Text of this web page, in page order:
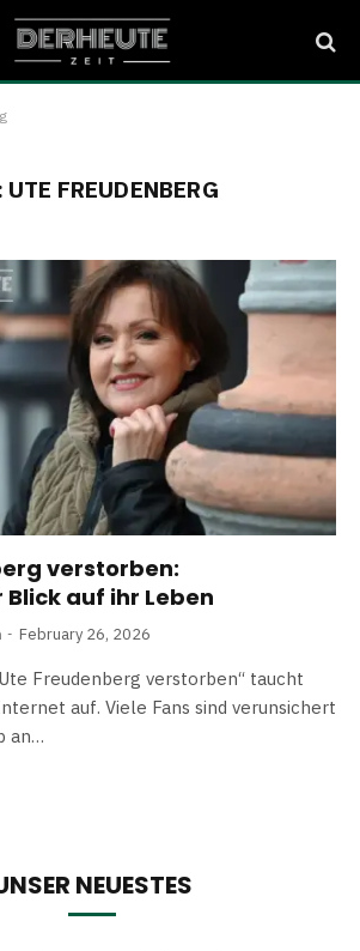
UTE FREUDENBERG
verstorben:
auf ihr Leben
February 26, 2026
Freudenberg verstorben“ taucht
auf. Viele Fans sind verunsichert
an…
NEUESTES